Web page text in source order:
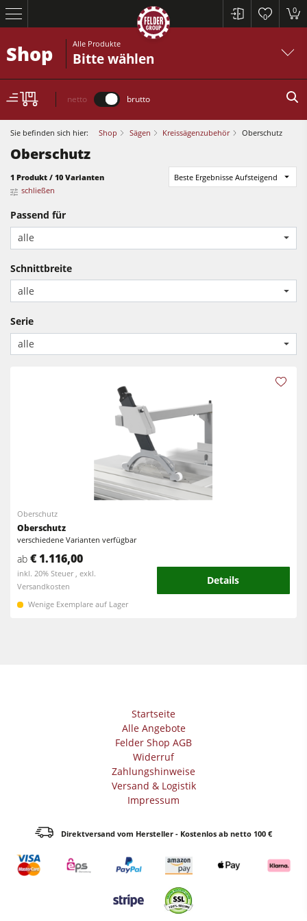
0
0
Kreissägen und Formatkreissägen
Fräsmaschinen
Kreissäge-Fräsmaschinen
Kombimaschinen
CNC-Bearbeitungszentren
Langband- & Kantenschleifmaschinen
Bürst- und Bürstschleifmaschinen
Bohrmaschinen
Druckbalkensägen & Plattenaufteilsägen
Brikettierpressen
Heizplattenpressen & Vakuumpressen
Rohluftabsauggeräte
Reinluftabsauggeräte & Entstauber
Projektmanagement
Hobelmaschinen
Kantenanleimmaschinen
Schleifmaschinen
Bohrmaschinen
Druckbalkensägen & Plattenaufteilsägen
Brikettierpressen
Absauggeräte & Entstauber
Vorschubapparate
Shop Alle Produkte
Bitte wählen
netto brutto
Sie befinden sich hier: Shop Sägen Kreissägenzubehör Oberschutz
Oberschutz
1 Produkt / 10 Varianten
Beste Ergebnisse Aufsteigend
schließen
Passend für
alle
Schnittbreite
alle
Serie
alle
Oberschutz
Oberschutz
verschiedene Varianten verfügbar
ab € 1.116,00
inkl. 20% Steuer , exkl.
Versandkosten
Details
Wenige Exemplare auf Lager
Startseite
Alle Angebote
Felder Shop AGB
Widerruf
Zahlungshinweise
Versand & Logistik
Impressum
Direktversand vom Hersteller - Kostenlos ab netto 100 €